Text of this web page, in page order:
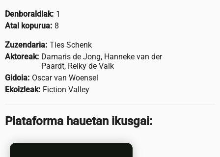
Denboraldiak: 1
Atal kopurua: 8
Zuzendaria: Ties Schenk
Aktoreak: Damaris de Jong, Hanneke van der
Paardt, Reiky de Valk
Gidoia: Oscar van Woensel
Ekoizleak: Fiction Valley
Plataforma hauetan ikusgai: